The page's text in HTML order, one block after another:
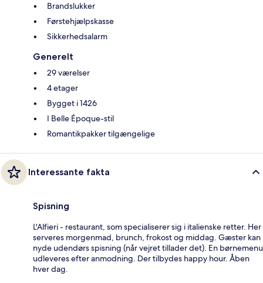
Brandslukker
Førstehjælpskasse
Sikkerhedsalarm
Generelt
29 værelser
4 etager
Bygget i 1426
I Belle Époque-stil
Romantikpakker tilgængelige
Interessante fakta
Spisning
L'Alfieri - restaurant, som specialiserer sig i italienske retter. Her
serveres morgenmad, brunch, frokost og middag. Gæster kan
nyde udendørs spisning (når vejret tillader det). En børnemenu
udleveres efter anmodning. Der tilbydes happy hour. Åben
hver dag.